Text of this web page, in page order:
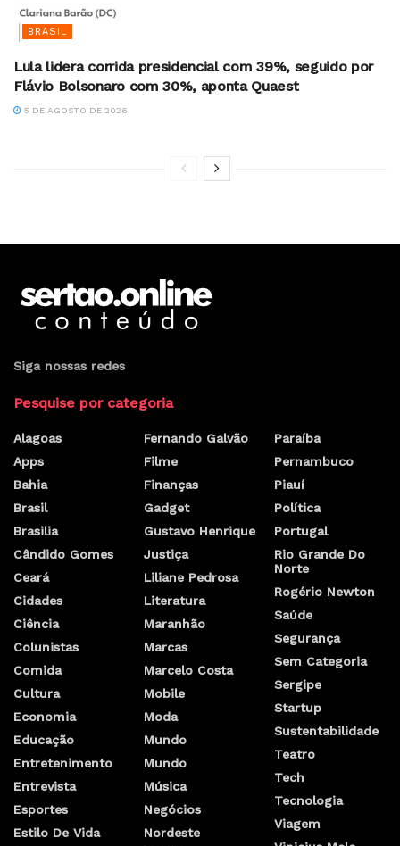
BRASIL
Lula lidera corrida presidencial com 39%, seguido por
Flávio Bolsonaro com 30%, aponta Quaest
5 DE AGOSTO DE 2026
Siga nossas redes
Pesquise por categoria
Alagoas
Apps
Bahia
Brasil
Brasilia
Cândido Gomes
Ceará
Cidades
Ciência
Colunistas
Comida
Cultura
Economia
Educação
Entretenimento
Entrevista
Esportes
Estilo De Vida
Fernando Galvão
Filme
Finanças
Gadget
Gustavo Henrique
Justiça
Liliane Pedrosa
Literatura
Maranhão
Marcas
Marcelo Costa
Mobile
Moda
Mundo
Mundo
Música
Negócios
Nordeste
Paraíba
Pernambuco
Piauí
Política
Portugal
Rio Grande Do
Norte
Rogério Newton
Saúde
Segurança
Sem Categoria
Sergipe
Startup
Sustentabilidade
Teatro
Tech
Tecnologia
Viagem